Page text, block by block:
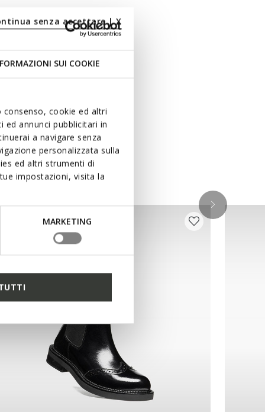
SUI COOKIE
cookie ed altri
annunci pubblicitari in
a navigare senza
personalizzata sulla
ed altri strumenti di
impostazioni, visita la
MARKETING
senza accettare | X